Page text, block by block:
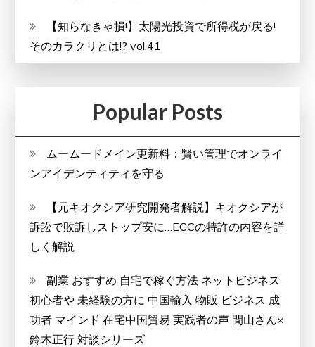
【知らなきゃ損!】太陽光投資で所得税が戻る!
そのカラクリとは!? vol.41
Popular Posts
ムームードメイン更新料：賢い管理でオンライ
ンアイデンティティを守る
【元キオクシア研究開発者解説】キオクシアが
訴訟で敗訴しストップ安に…ECCの特許の内容を詳
しく解説
副業 おすすめ 自宅で稼ぐ方法 ネットビジネス
初心者や 未経験の方に 中国輸入 物販 ビジネス 成
功者 マインド 在宅中国貿易 実践者の声 間山さん×
鈴木正行 対談シリーズ